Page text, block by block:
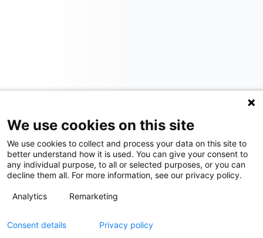
We use cookies on this site
We use cookies to collect and process your data on this site to
better understand how it is used. You can give your consent to
any individual purpose, to all or selected purposes, or you can
decline them all. For more information, see our privacy policy.
Analytics Remarketing
Consent details Privacy policy